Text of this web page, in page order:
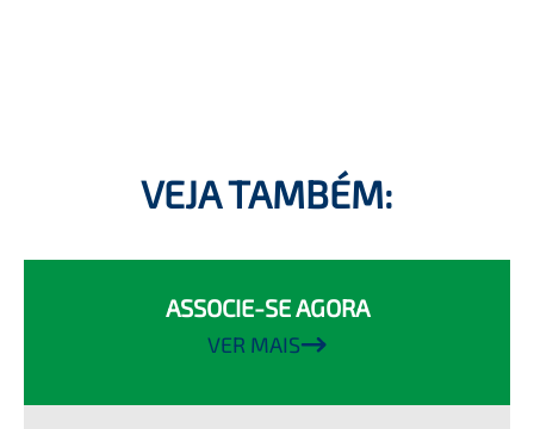
VEJA TAMBÉM:
ASSOCIE-SE AGORA
VER MAIS